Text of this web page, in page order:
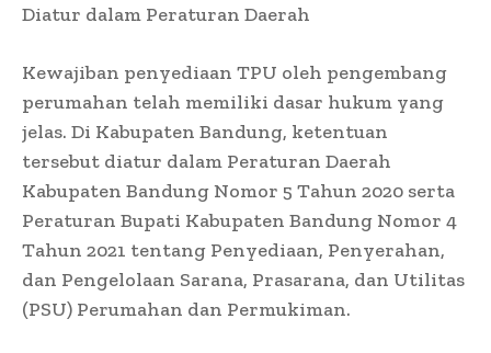
Diatur dalam Peraturan Daerah
Kewajiban penyediaan TPU oleh pengembang
perumahan telah memiliki dasar hukum yang
jelas. Di Kabupaten Bandung, ketentuan
tersebut diatur dalam Peraturan Daerah
Kabupaten Bandung Nomor 5 Tahun 2020 serta
Peraturan Bupati Kabupaten Bandung Nomor 4
Tahun 2021 tentang Penyediaan, Penyerahan,
dan Pengelolaan Sarana, Prasarana, dan Utilitas
(PSU) Perumahan dan Permukiman.